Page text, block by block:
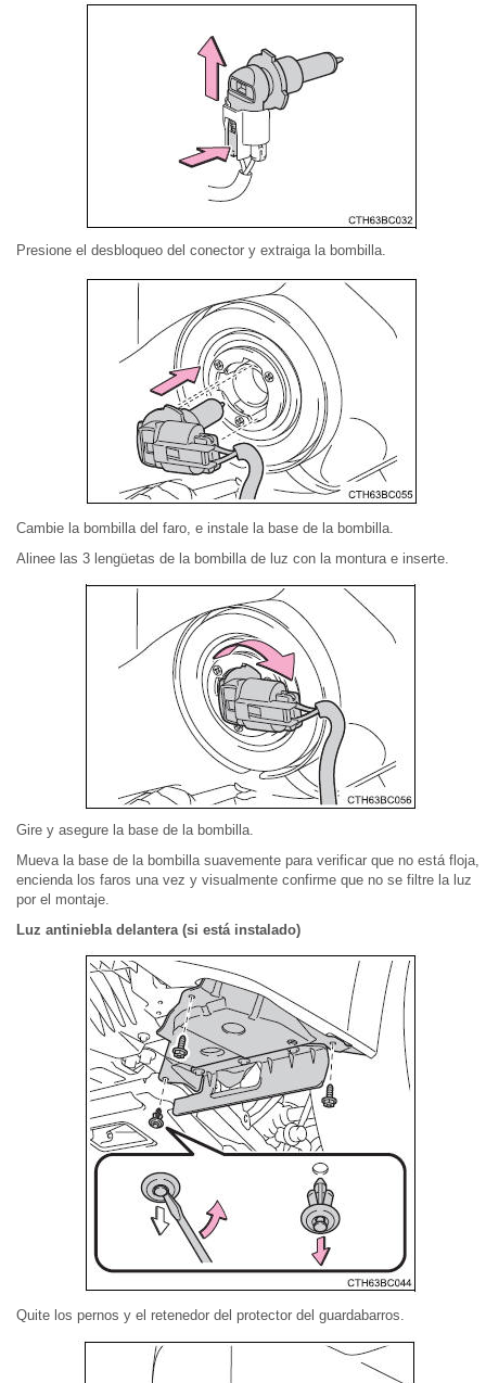
Presione el desbloqueo del conector y extraiga la bombilla.
Cambie la bombilla del faro, e instale la base de la bombilla.
Alinee las 3 lengüetas de la bombilla de luz con la montura e inserte.
Gire y asegure la base de la bombilla.
Mueva la base de la bombilla suavemente para verificar que no está floja,
encienda los faros una vez y visualmente confirme que no se filtre la luz
por el montaje.
Luz antiniebla delantera (si está instalado)
Quite los pernos y el retenedor del protector del guardabarros.